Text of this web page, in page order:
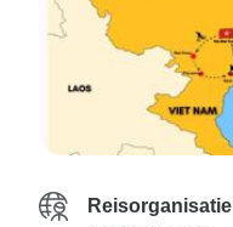
Reisorganisatie